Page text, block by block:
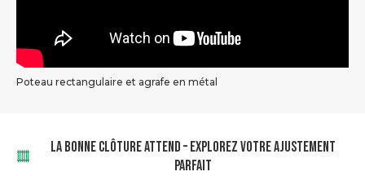
Poteau rectangulaire et agrafe en métal
LA BONNE CLÔTURE ATTEND – EXPLOREZ VOTRE AJUSTEMENT
PARFAIT